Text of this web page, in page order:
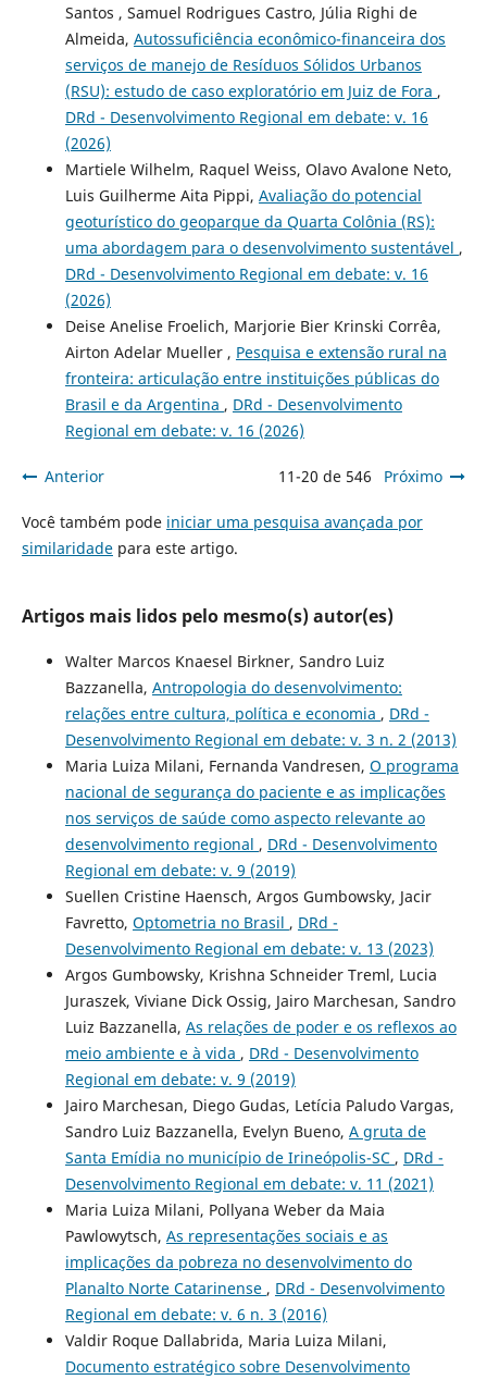
Santos , Samuel Rodrigues Castro, Júlia Righi de
Almeida, Autossuficiência econômico-financeira dos
serviços de manejo de Resíduos Sólidos Urbanos
(RSU): estudo de caso exploratório em Juiz de Fora ,
DRd - Desenvolvimento Regional em debate: v. 16
(2026)
Martiele Wilhelm, Raquel Weiss, Olavo Avalone Neto,
Luis Guilherme Aita Pippi, Avaliação do potencial
geoturístico do geoparque da Quarta Colônia (RS):
uma abordagem para o desenvolvimento sustentável ,
DRd - Desenvolvimento Regional em debate: v. 16
(2026)
Deise Anelise Froelich, Marjorie Bier Krinski Corrêa,
Airton Adelar Mueller , Pesquisa e extensão rural na
fronteira: articulação entre instituições públicas do
Brasil e da Argentina , DRd - Desenvolvimento
Regional em debate: v. 16 (2026)
Anterior 11-20 de 546 Próximo
Você também pode iniciar uma pesquisa avançada por
similaridadepara este artigo.
Artigos mais lidos pelo mesmo(s) autor(es)
Walter Marcos Knaesel Birkner, Sandro Luiz
Bazzanella, Antropologia do desenvolvimento:
relações entre cultura, política e economia , DRd -
Desenvolvimento Regional em debate: v. 3 n. 2 (2013)
Maria Luiza Milani, Fernanda Vandresen, O programa
nacional de segurança do paciente e as implicações
nos serviços de saúde como aspecto relevante ao
desenvolvimento regional , DRd - Desenvolvimento
Regional em debate: v. 9 (2019)
Suellen Cristine Haensch, Argos Gumbowsky, Jacir
Favretto, Optometria no Brasil , DRd -
Desenvolvimento Regional em debate: v. 13 (2023)
Argos Gumbowsky, Krishna Schneider Treml, Lucia
Juraszek, Viviane Dick Ossig, Jairo Marchesan, Sandro
Luiz Bazzanella, As relações de poder e os reflexos ao
meio ambiente e à vida , DRd - Desenvolvimento
Regional em debate: v. 9 (2019)
Jairo Marchesan, Diego Gudas, Letícia Paludo Vargas,
Sandro Luiz Bazzanella, Evelyn Bueno, A gruta de
Santa Emídia no município de Irineópolis-SC , DRd -
Desenvolvimento Regional em debate: v. 11 (2021)
Maria Luiza Milani, Pollyana Weber da Maia
Pawlowytsch, As representações sociais e as
implicações da pobreza no desenvolvimento do
Planalto Norte Catarinense , DRd - Desenvolvimento
Regional em debate: v. 6 n. 3 (2016)
Valdir Roque Dallabrida, Maria Luiza Milani,
Documento estratégico sobre Desenvolvimento